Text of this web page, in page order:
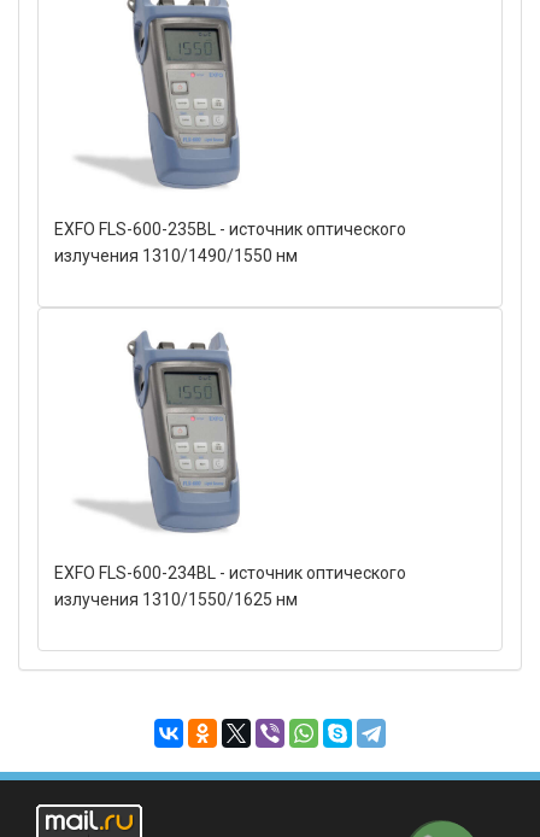
EXFO FLS-600-235BL - источник оптического
излучения 1310/1490/1550 нм
EXFO FLS-600-234BL - источник оптического
излучения 1310/1550/1625 нм